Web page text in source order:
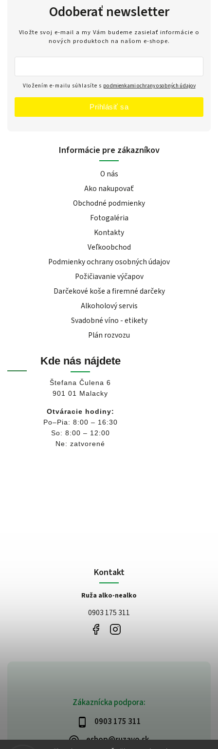
Zákaznícka podpora:
0903 175 311
eshop@ruzavo.sk
Odoberať newsletter
Vložte svoj e-mail a my Vám budeme zasielať informácie o
nových produktoch na našom e-shope.
Vložením e-mailu súhlasíte s podmienkami ochrany osobných údajov
Prihlásiť sa
Informácie pre zákazníkov
O nás
Ako nakupovať
Obchodné podmienky
Fotogaléria
Kontakty
Veľkoobchod
Podmienky ochrany osobných údajov
Požičiavanie výčapov
Darčekové koše a firemné darčeky
Alkoholový servis
Svadobné víno - etikety
Plán rozvozu
Kde nás nájdete
Štefana Čulena 6
901 01 Malacky
Otváracie hodiny:
Po–Pia: 8:00 – 16:30
So: 8:00 – 12:00
Ne: zatvorené
Kontakt
Ruža alko-nealko
0903 175 311